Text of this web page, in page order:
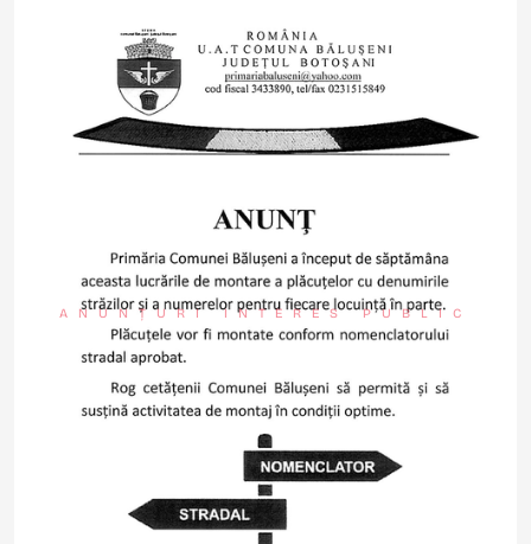
ANUNȚURI INTERES PUBLIC